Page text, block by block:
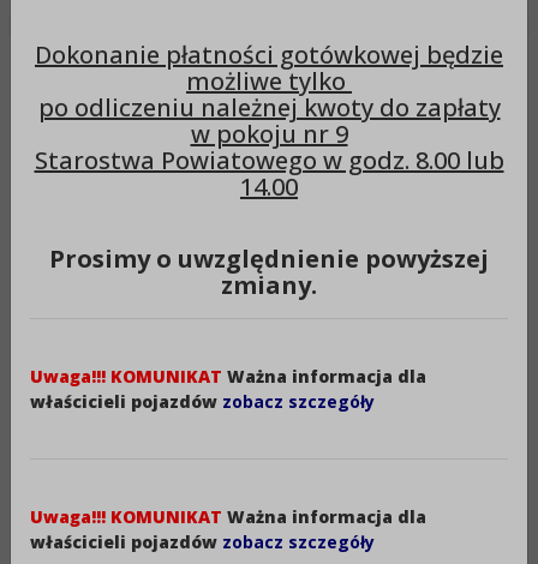
Ważna informacja dla
właścicieli pojazdów
Ważna informacja dla właścicieli pojazdów
W związku z wejściem w życie zmian ustawy Prawo o
ruchu drogowym, Wydział Komunikacji i Transportu
1. właściciel pojazdu ma obowiązek złożyć wniosek o
b) sprowadzenia na terytorium RP z terenu
państwa członkowskiego UE
Dokonanie płatności gotówkowej będzie
możliwe tylko
po odliczeniu należnej kwoty do zapłaty
w pokoju nr 9
Starostwa Powiatowego w godz. 8.00 lub
14.00
Prosimy o uwzględnienie powyższej
zmiany.
Uwaga!!! KOMUNIKAT Ważna informacja dla
właścicieli pojazdów zobacz szczegóły
Uwaga!!! KOMUNIKAT Ważna informacja dla
właścicieli pojazdów zobacz szczegóły